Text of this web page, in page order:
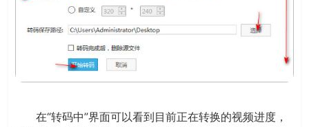
在“转码中”界面可以看到目前正在转换的视频进度，